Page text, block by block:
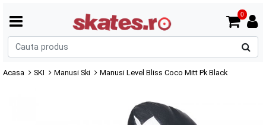
0
Acasa SKI Manusi Ski Manusi Level Bliss Coco Mitt Pk Black